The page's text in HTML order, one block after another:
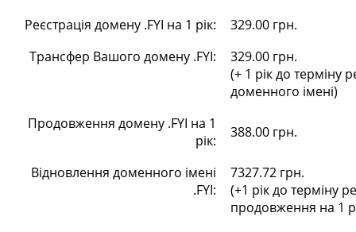
Реєстрація домену .FYI на 1 рік:
329.00 грн.
Трансфер Вашого домену .FYI:
329.00 грн.
(+ 1 рік до терміну
доменного імені)
Продовження домену .FYI на 1
рік:
388.00 грн.
Відновлення доменного імені
.FYI:
7327.72 грн.
(+1 рік до терміну
продовження на 1